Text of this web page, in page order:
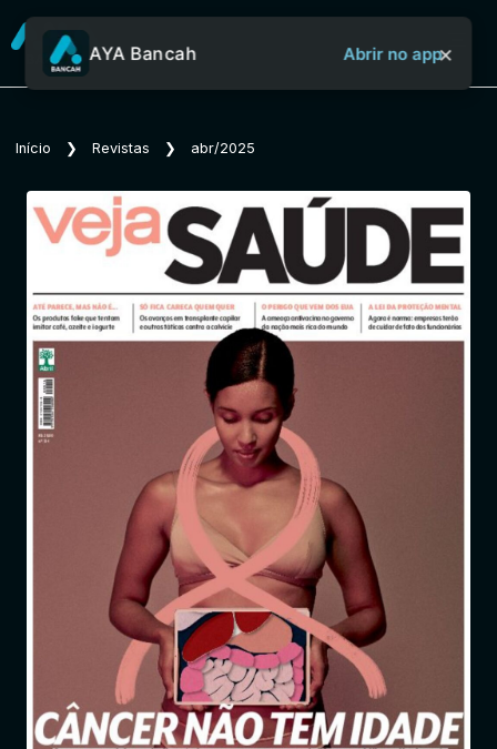
Sobre o Aya Bancah
Revistas
Jornais
Notícias
Entrar
AYA Bancah Abrir no app×
Início ❯ Revistas ❯ abr/2025